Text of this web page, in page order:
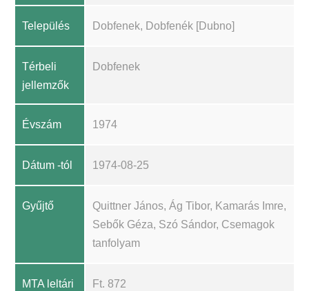
Település Dobfenek, Dobfenék [Dubno]
Térbeli
jellemzők
Dobfenek
Évszám 1974
Dátum -tól 1974-08-25
Gyűjtő
Quittner János, Ág Tibor, Kamarás Imre,
Sebők Géza, Szó Sándor, Csemagok
tanfolyam
MTA leltári
Ft. 872